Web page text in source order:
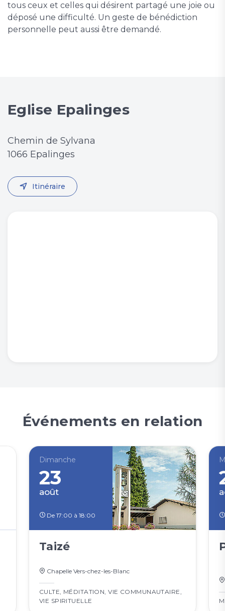
tous ceux et celles qui désirent partagé une joie ou
déposé une difficulté. Un geste de bénédiction
personnelle peut aussi être demandé.
Eglise Epalinges
Chemin de Sylvana
1066 Epalinges
Itinéraire
Événements en relation
Dimanche
23
août
De 17:00 à 18:00
Taizé
Chapelle Vers-chez-les-Blanc
CULTE, MÉDITATION,VIE COMMUNAUTAIRE,
VIE SPIRITUELLE